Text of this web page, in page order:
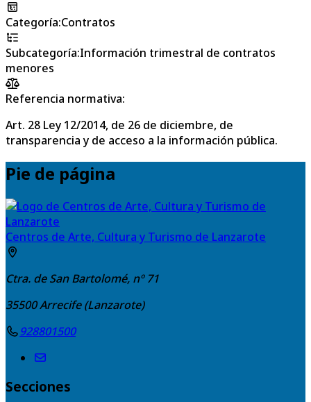
Categoría:Contratos
Subcategoría:Información trimestral de contratos
menores
Referencia normativa:
Art. 28 Ley 12/2014, de 26 de diciembre, de
transparencia y de acceso a la información pública.
Pie de página
Centros de Arte, Cultura y Turismo de Lanzarote
Ctra. de San Bartolomé, nº 71
35500Arrecife (Lanzarote)
928801500
Secciones